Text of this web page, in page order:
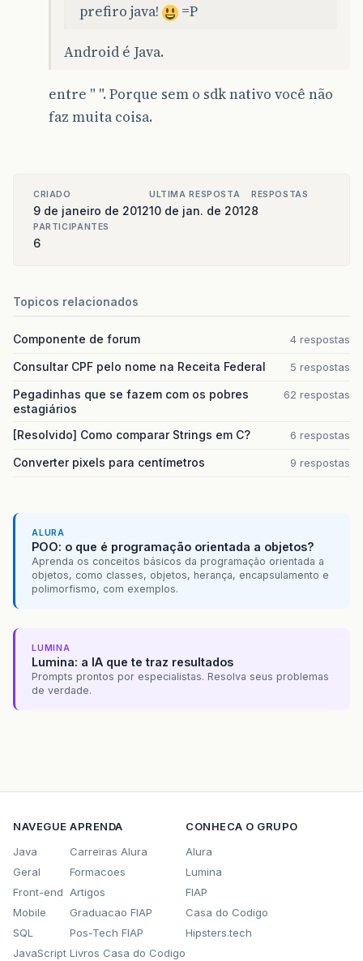
prefiro java!
=P
Android é Java.
entre " ". Porque sem o sdk nativo você não
faz muita coisa.
CRIADO
9 de janeiro de 2012
ULTIMA RESPOSTA
10 de jan. de 2012
RESPOSTAS
8
PARTICIPANTES
6
Topicos relacionados
Componente de forum 4 respostas
Consultar CPF pelo nome na Receita Federal 5 respostas
Pegadinhas que se fazem com os pobres
estagiários
62 respostas
[Resolvido] Como comparar Strings em C? 6 respostas
Converter pixels para centímetros 9 respostas
ALURA
POO: o que é programação orientada a objetos?
Aprenda os conceitos básicos da programação orientada a
objetos, como classes, objetos, herança, encapsulamento e
polimorfismo, com exemplos.
LUMINA
Lumina: a IA que te traz resultados
Prompts prontos por especialistas. Resolva seus problemas
de verdade.
NAVEGUE
Java
Geral
Front-end
Mobile
SQL
JavaScript
APRENDA
Carreiras Alura
Formacoes
Artigos
Graduacao FIAP
Pos-Tech FIAP
Livros Casa do Codigo
CONHECA O GRUPO
Alura
Lumina
FIAP
Casa do Codigo
Hipsters.tech